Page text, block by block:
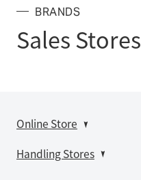
BRANDS
Sales Stores
Online Store
Handling Stores